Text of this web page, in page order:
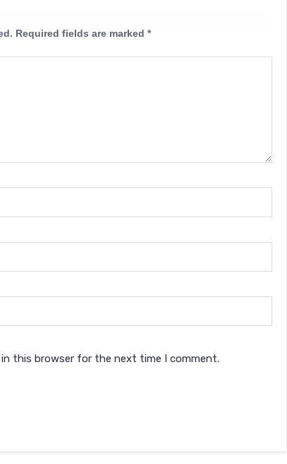
Required fields are marked *
in this browser for the next time I comment.